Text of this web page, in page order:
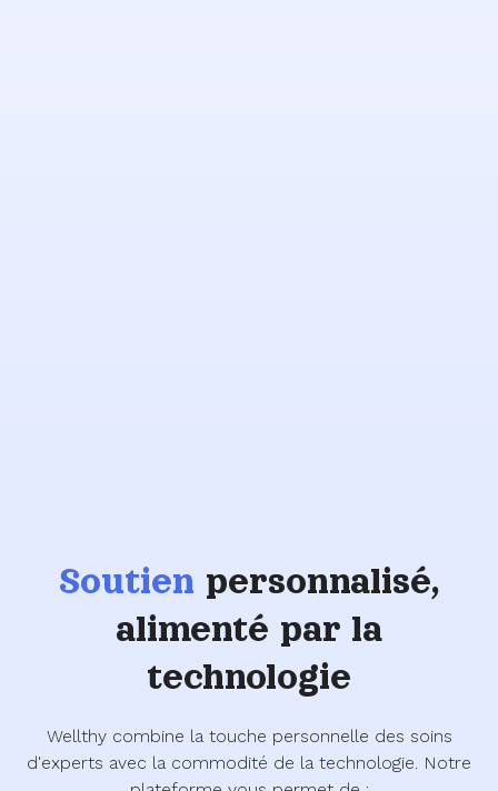
Soutien personnalisé,
alimenté par la
technologie
Wellthy combine la touche personnelle des soins
d'experts avec la commodité de la technologie. Notre